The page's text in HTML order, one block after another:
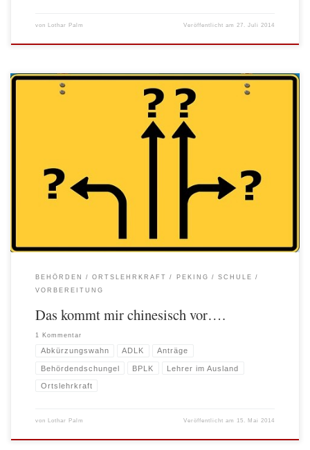
von Lothar Palm Veröffentlicht am27. Juli 2014
Eigentlich dachte ich, dass mir dieser Satz erstmalig in den Sinn kommt, wenn
und die vielen Gesetzestexte ließen und lassen mich bereits in Deutschland nur
„Bahnhof verstehen„. ADLK, BPLK oder Ortslehrkraft? Ein Telefonat […]
BEHÖRDEN ORTSLEHRKRAFT PEKING
SCHULE
VORBEREITUNG
Das kommt mir chinesisch vor….
1 Kommentar
Abkürzungswahn ADLK Anträge
Behördendschungel BPLK Lehrer im Ausland
Ortslehrkraft
von Lothar Palm Veröffentlicht am 15. Mai 2014